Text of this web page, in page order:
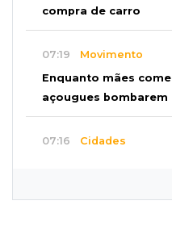
compra de carro
07:19 Movimento
Enquanto mães
açougues bombarem
07:16 Cidades